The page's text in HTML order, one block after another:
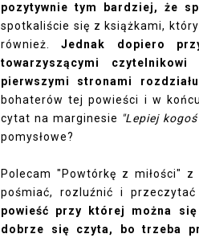
pozytywnie tym bardziej, że
spotkaliście się z książkami,
również.Jednak dopiero
towarzyszącymi
pierwszymi stronami
bohaterów tej powieści i w
cytat na marginesie "Lepiej
pomysłowe?
Polecam "Powtórkę z miłości"
pośmiać, rozluźnić i przeczytać
powieść przy której można
dobrze się czyta, bo trzeba